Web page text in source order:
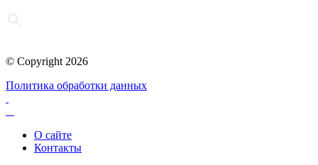
© Copyright 2026
Политика обработки данных
О сайте
Контакты